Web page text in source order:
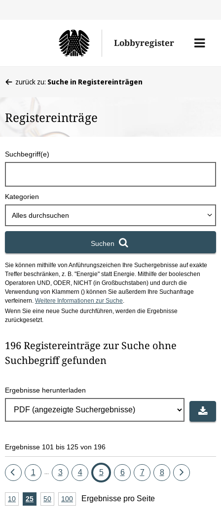
den
Lobbyregister
Menü
befinden
hier:
zurück zu: Suche in Registereinträgen
Registereinträge
u
h
b
x
Suchbegriff(e)
Kategorien
Alles durchsuchen
Suchen
Sie können mithilfe von Anführungszeichen Ihre Suchergebnisse auf exakte
Treffer beschränken, z. B. "Energie" statt Energie. Mithilfe der booleschen
Operatoren UND, ODER, NICHT (in Großbuchstaben) und durch die
Verwendung von Klammern () können Sie außerdem Ihre Suchanfrage
verfeinern. Weitere Informationen zur Suche
Wenn Sie eine neue Suche durchführen, werden die Ergebnisse
zurückgesetzt.
196 Registereinträge zur Suche ohne
Suchbegriff gefunden
Ergebnisse herunterladen
Ergebnisse 101 bis 125 von 196
Eine
zurück
Seite
1 Seite
3 Seite
4 Seite
5 Seite
6 Seite
7 Seite
8
Eine
A10Ergebnisse
25Ergebnisse
50Ergebnisse
100Ergebnisse
Ergebnisse pro Seite